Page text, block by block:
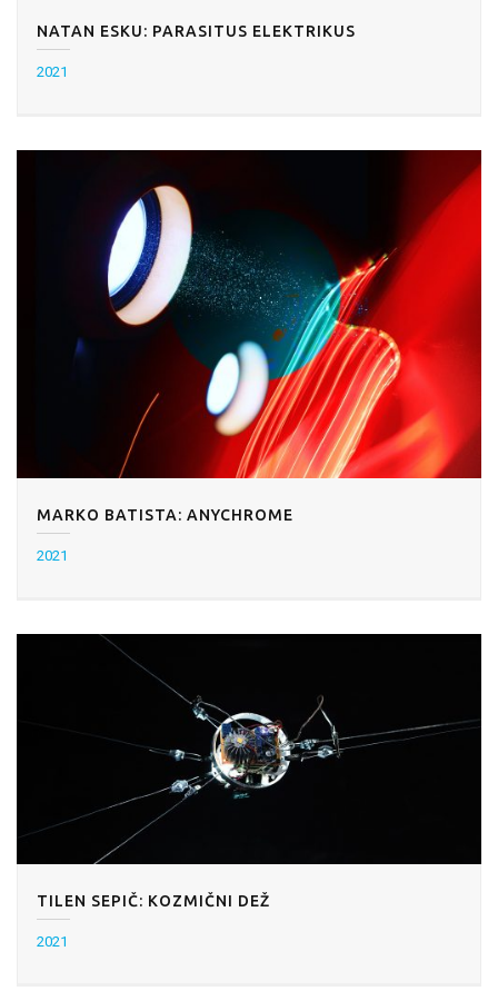
NATAN ESKU: PARASITUS ELEKTRIKUS
2021
MARKO BATISTA: ANYCHROME
2021
TILEN SEPIČ: KOZMIČNI DEŽ
2021